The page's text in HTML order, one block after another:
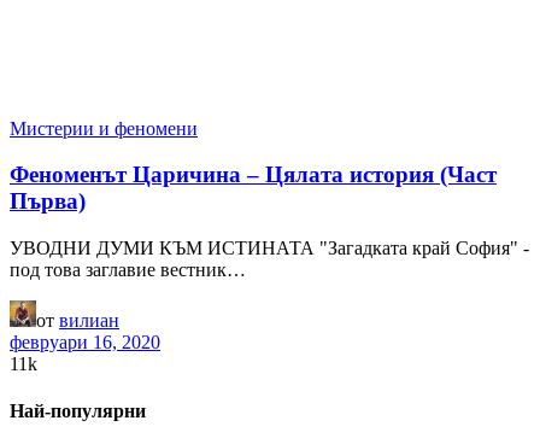
Мистерии и феномени
Феноменът Царичина – Цялата история (Част
Първа)
УВОДНИ ДУМИ КЪМ ИСТИНАТА "Загадката край София" -
под това заглавие вестник…
от вилиан
февруари 16, 2020
11k
Най-популярни